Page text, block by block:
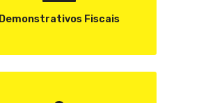
Demonstrativos Fiscais